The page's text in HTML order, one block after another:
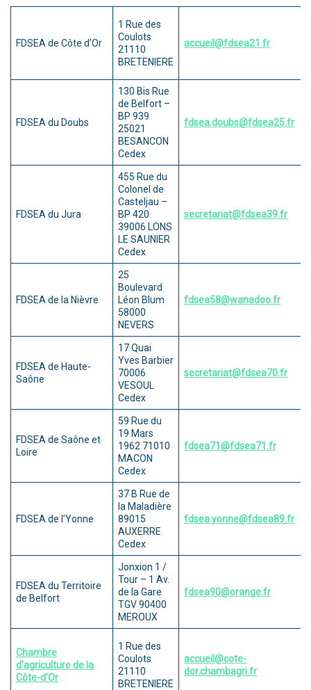
FDSEA de Côte d’Or
1 Rue des
Coulots
21110
BRETENIERE
accueil@fdsea21.fr
FDSEA du Doubs
130 Bis Rue
de Belfort –
BP 939
25021
BESANCON
Cedex
fdsea.doubs@fdsea25.fr
FDSEA du Jura
455 Rue du
Colonel de
Casteljau –
BP 420
39006 LONS
LE SAUNIER
Cedex
secretariat@fdsea39.fr
FDSEA de la Nièvre
25
Boulevard
Léon Blum
58000
NEVERS
fdsea58@wanadoo.fr
FDSEA de Haute-
Saône
17 Quai
Yves Barbier
70006
VESOUL
Cedex
secretariat@fdsea70.fr
FDSEA de Saône et
Loire
59 Rue du
19 Mars
1962 71010
MACON
Cedex
fdsea71@fdsea71.fr
FDSEA de l’Yonne
37 B Rue de
la Maladière
89015
AUXERRE
Cedex
fdsea.yonne@fdsea89.fr
FDSEA du Territoire
de Belfort
Jonxion 1 /
Tour – 1 Av.
de la Gare
TGV 90400
MEROUX
fdsea90@orange.fr
Chambre
d’agriculture de la
Côte-d’Or
1 Rue des
Coulots
21110
BRETENIERE
accueil@cote-
dor.chambagri.fr